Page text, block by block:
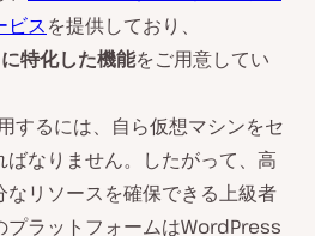
ビスを提供しており、
特化した機能をご用意してい
するには、自ら仮想マシンをセ
ばなりません。したがって、高
なリソースを確保できる上級者
ラットフォームはWordPress